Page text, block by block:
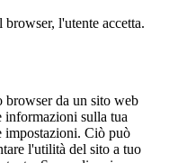
l'utente accetta.
browser da un sito web
informazioni sulla tua
impostazioni. Ciò può
l'utilità del sito a tuo